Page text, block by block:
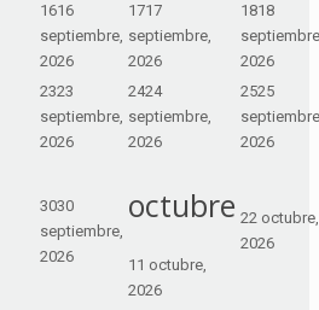
1616
septiembre,
2026
1717
septiembre,
2026
1818
2026
2323
septiembre,
2026
2424
septiembre,
2026
2525
2026
3030
septiembre,
2026
octubre
1 1 octubre,
2026
22 octubre,
2026